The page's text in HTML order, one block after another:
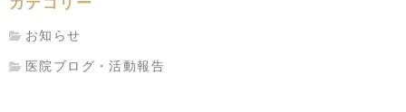
お知らせ
医院ブログ・活動報告